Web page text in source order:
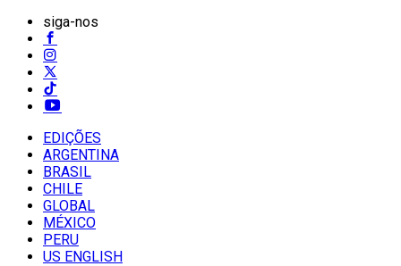
siga-nos
EDIÇÕES
ARGENTINA
BRASIL
CHILE
GLOBAL
MÉXICO
PERU
US ENGLISH